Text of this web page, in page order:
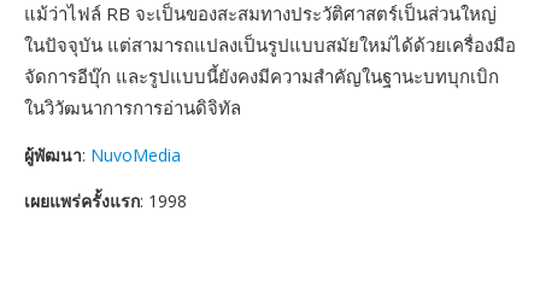
แม้ว่าไฟล์ RB จะเป็นของสะสมทางประวัติศาสตร์เป็นส่วนใหญ่
ในปัจจุบัน แต่สามารถแปลงเป็นรูปแบบสมัยใหม่ได้ด้วยเครื่องมือ
จัดการอีบุ๊ก และรูปแบบนี้ยังคงมีความสำคัญในฐานะบทบุกเบิก
ในวิวัฒนาการการอ่านดิจิทัล
ผู้พัฒนา: NuvoMedia
เผยแพร่ครั้งแรก: 1998